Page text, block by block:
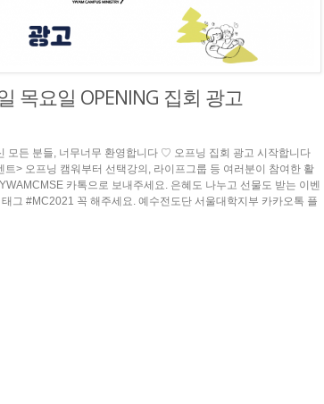
목요일 OPENING 집회 광고
모든 분들, 너무너무 환영합니다 ♡ 오프닝 집회 광고 시작합니다
> 오프닝 캠워부터 선택강의, 라이프그룹 등 여러분이 참여한 활
카톡으로 보내주세요. 은혜도 나누고 선물도 받는 이벤
그 #MC2021 꼭 해주세요. 예수전도단 서울대학지부 카카오톡 플